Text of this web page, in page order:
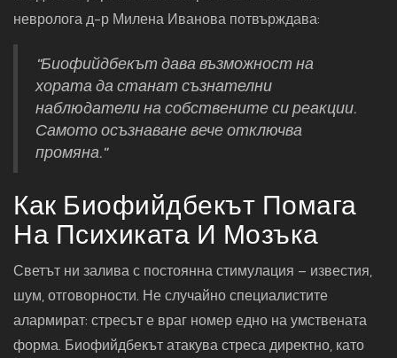
невролога д-р Милена Иванова потвърждава:
"Биофийдбекът дава възможност на
хората да станат съзнателни
наблюдатели на собствените си реакции.
Самото осъзнаване вече отключва
промяна."
Как Биофийдбекът Помага
На Психиката И Мозъка
Светът ни залива с постоянна стимулация – известия,
шум, отговорности. Не случайно специалистите
алармират: стресът е враг номер едно на умствената
форма. Биофийдбекът атакува стреса директно, като